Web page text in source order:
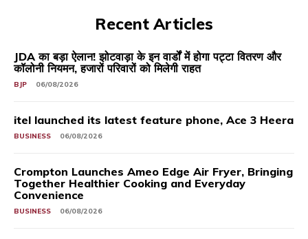
Recent Articles
JDA का बड़ा ऐलान! झोटवाड़ा के इन वार्डों में होगा पट्टा वितरण और
कॉलोनी नियमन, हजारों परिवारों को मिलेगी राहत
BJP 06/08/2026
itel launched its latest feature phone, Ace 3 Heera
BUSINESS 06/08/2026
Crompton Launches Ameo Edge Air Fryer, Bringing
Together Healthier Cooking and Everyday
Convenience
BUSINESS 06/08/2026